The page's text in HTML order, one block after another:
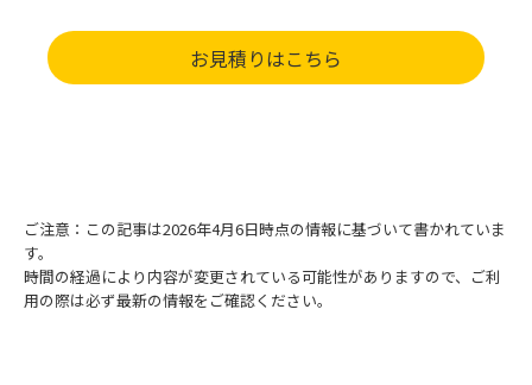
お見積りはこちら
ご注意：この記事は2026年4月6日時点の情報に基づいて書かれていま
す。
時間の経過により内容が変更されている可能性がありますので、ご利
用の際は必ず最新の情報をご確認ください。